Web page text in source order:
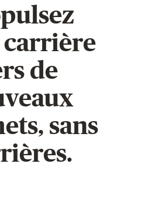
de
sans